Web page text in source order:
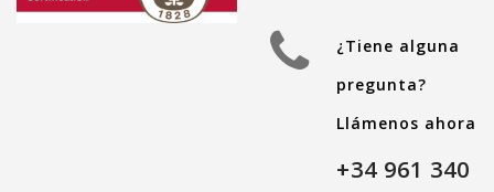
¿Tiene alguna
pregunta?
Llámenos ahora
+34 961 340